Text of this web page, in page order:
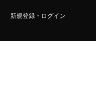
新規登録・ログイン